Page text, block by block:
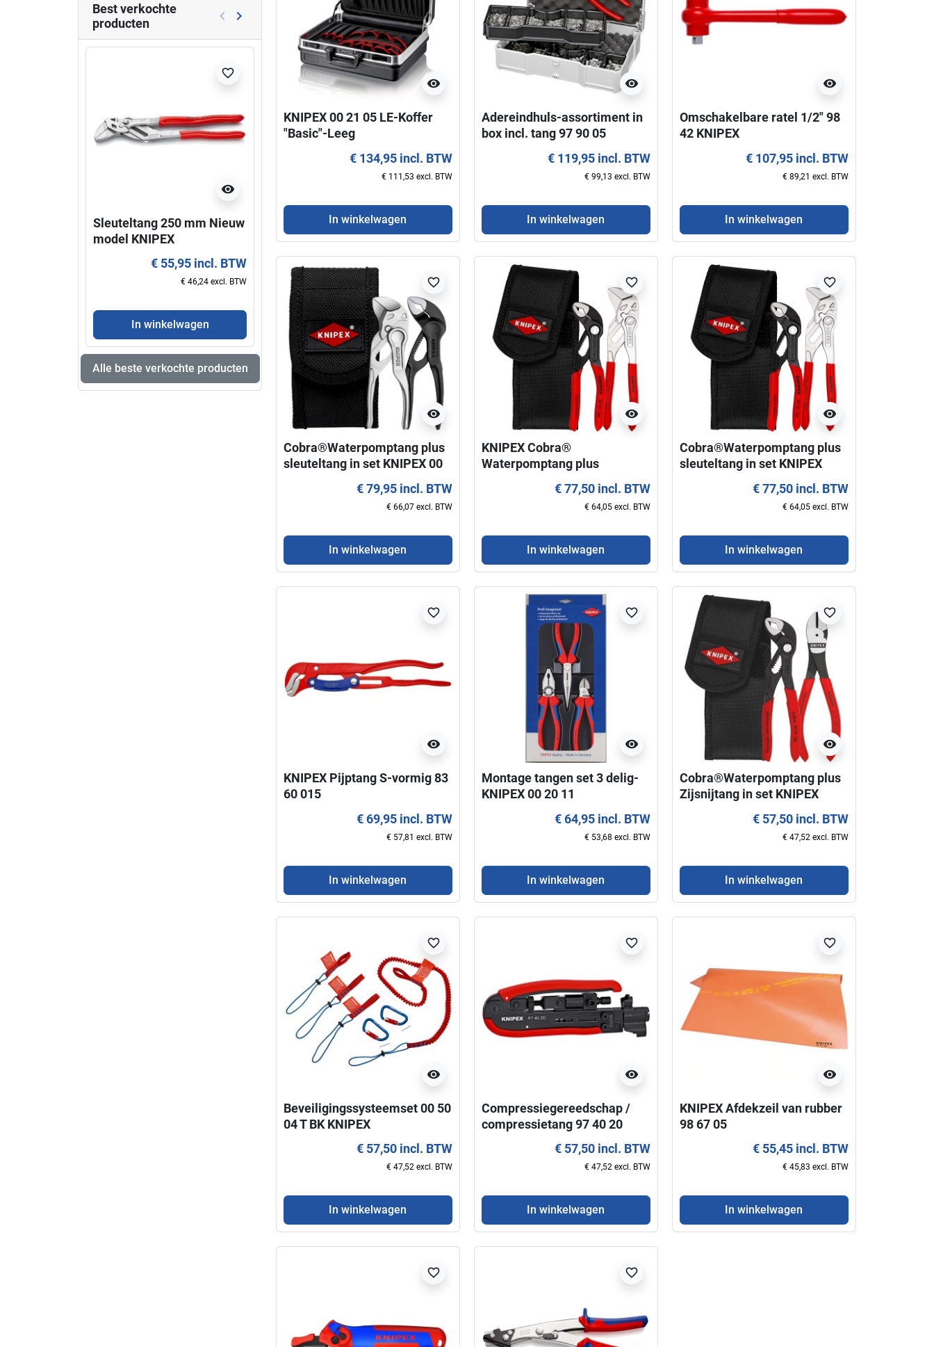
Best verkochte
producten
Vorige
keyboard_arrow_left Volgende
keyboard_arrow_right
visibility
favorite_border
Sleuteltang 250 mm Nieuw
model KNIPEX
€ 55,95 incl. BTW
€ 46,24 excl. BTW
In winkelwagen
Niet leverbaar
favorite_border
Super Knips® 78 03 125
KNIPEX
€ 19,95 incl. BTW
€ 16,49 excl. BTW
Weergave
favorite_border
Kracht-Moniertang 99 14
300 KNIPEX
€ 27,50 incl. BTW
€ 22,73 excl. BTW
In winkelwagen
Schaar voor elektriciens 95
05 10 KNIPEX
€ 22,50 incl. BTW
€ 18,60 excl. BTW
In winkelwagen
KNIPEX Nieuw
Alle beste verkochte producten
visibility
KNIPEX 00 21 05 LE-Koffer
"Basic"-Leeg
€ 134,95 incl. BTW
€ 111,53 excl. BTW
In winkelwagen
visibility
Adereindhuls-assortiment in
box incl. tang 97 90 05
€ 119,95 incl. BTW
€ 99,13 excl. BTW
In winkelwagen
visibility
Omschakelbare ratel 1/2" 98
42 KNIPEX
€ 107,95 incl. BTW
€ 89,21 excl. BTW
In winkelwagen
visibility
favorite_border
Cobra®Waterpomptang plus
sleuteltang in set KNIPEX 00
€ 79,95 incl. BTW
€ 66,07 excl. BTW
In winkelwagen
visibility
favorite_border
KNIPEX Cobra®
Waterpomptang plus
€ 77,50 incl. BTW
€ 64,05 excl. BTW
In winkelwagen
visibility
favorite_border
Cobra®Waterpomptang plus
sleuteltang in set KNIPEX
€ 77,50 incl. BTW
€ 64,05 excl. BTW
In winkelwagen
visibility
favorite_border
KNIPEX Pijptang S-vormig 83
60 015
€ 69,95 incl. BTW
€ 57,81 excl. BTW
In winkelwagen
visibility
favorite_border
Montage tangen set 3 delig-
KNIPEX 00 20 11
€ 64,95 incl. BTW
€ 53,68 excl. BTW
In winkelwagen
visibility
favorite_border
Cobra®Waterpomptang plus
Zijsnijtang in set KNIPEX
€ 57,50 incl. BTW
€ 47,52 excl. BTW
In winkelwagen
visibility
favorite_border
Beveiligingssysteemset 00 50
04 T BK KNIPEX
€ 57,50 incl. BTW
€ 47,52 excl. BTW
In winkelwagen
visibility
favorite_border
Compressiegereedschap /
compressietang 97 40 20
€ 57,50 incl. BTW
€ 47,52 excl. BTW
In winkelwagen
visibility
favorite_border
KNIPEX Afdekzeil van rubber
98 67 05
€ 55,45 incl. BTW
€ 45,83 excl. BTW
In winkelwagen
favorite_border favorite_border